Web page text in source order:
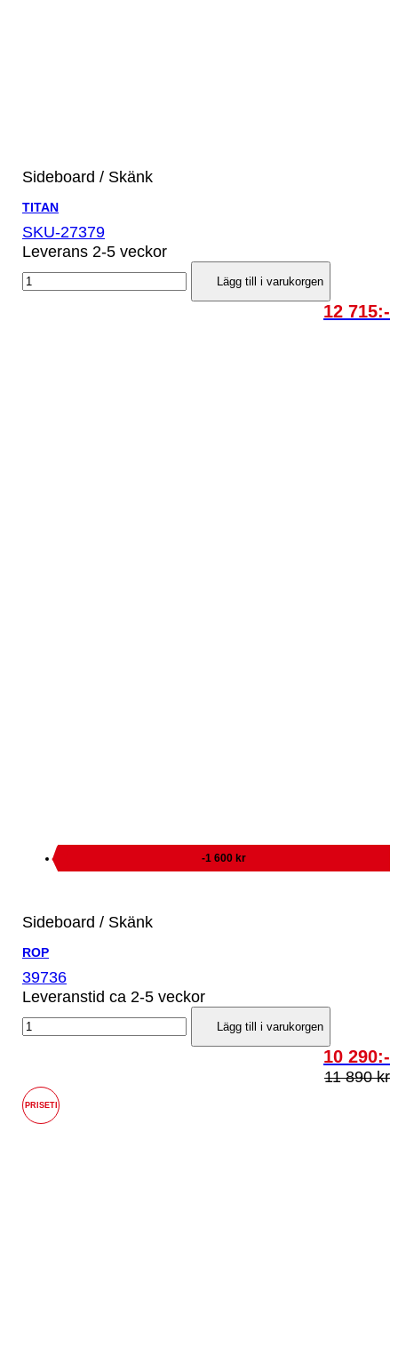
Sideboard / Skänk
TITAN
SKU-27379
Leverans 2-5 veckor
Lägg till i varukorgen
12 715:-
-1 600 kr
Sideboard / Skänk
ROP
39736
Leveranstid ca 2-5 veckor
Lägg till i varukorgen
10 290:-
11 890 kr
PRISETI